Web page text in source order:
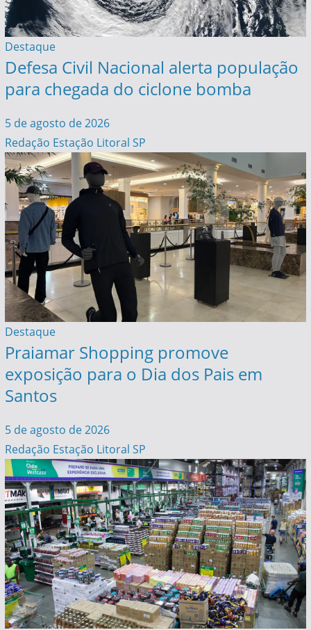
Destaque
Defesa Civil Nacional alerta população
para chegada do ciclone bomba
5 de agosto de 2026
Redação Estação Litoral SP
Destaque
Praiamar Shopping promove
exposição para o Dia dos Pais em
Santos
5 de agosto de 2026
Redação Estação Litoral SP